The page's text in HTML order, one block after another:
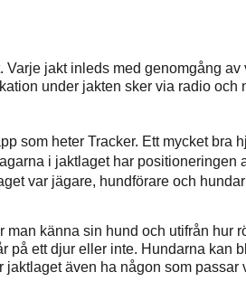
Varje jakt inleds med genomgång
under jakten sker via radio och
som heter Tracker. Ett mycket bra
i jaktlaget har positioneringen
var jägare, hundförare och
man känna sin hund och utifrån hur
på ett djur eller inte. Hundarna kan
jaktlaget även ha någon som passar